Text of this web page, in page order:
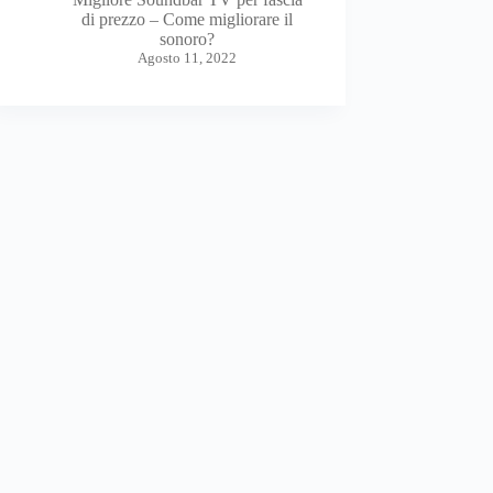
di prezzo – Come migliorare il
sonoro?
Agosto 11, 2022